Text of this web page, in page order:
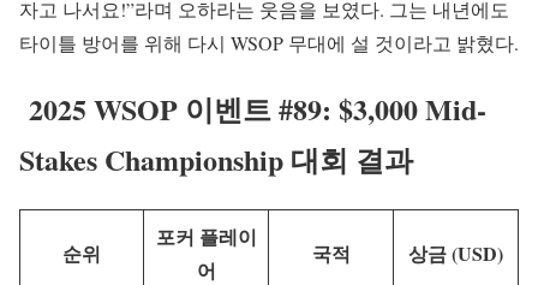
자고 나서요!”라며 오하라는 웃음을 보였다. 그는 내년에도
타이틀 방어를 위해 다시 WSOP 무대에 설 것이라고 밝혔다.
2025 WSOP 이벤트 #89: $3,000 Mid-
Stakes Championship 대회 결과
순위
포커 플레이
어
국적 상금 (USD)